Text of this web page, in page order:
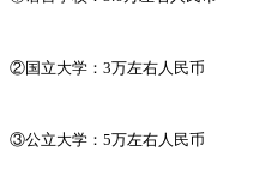
②国立大学：3万左右人民币
③公立大学：5万左右人民币